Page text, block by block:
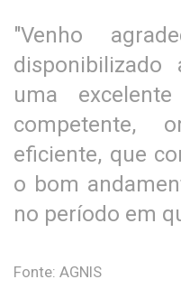
"Venho
uma
competente,
eficiente, que
o bom
no período em
Fonte: AGNIS